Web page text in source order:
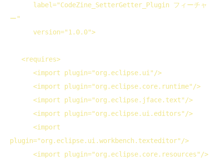
label="CodeZine_SetterGetter_Plugin フィーチャ
ー"
version="1.0.0">
<requires>
<import plugin="org.eclipse.ui"/>
<import plugin="org.eclipse.core.runtime"/>
<import plugin="org.eclipse.jface.text"/>
<import plugin="org.eclipse.ui.editors"/>
<import
plugin="org.eclipse.ui.workbench.texteditor"/>
<import plugin="org.eclipse.core.resources"/>